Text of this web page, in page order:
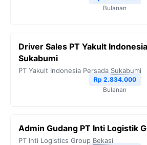
Bulanan
Driver Sales PT Yakult
Sukabumi
PT Yakult Indonesia Persada Sukabumi
Rp 2.834.000
Bulanan
Admin Gudang PT Inti Logistik
PT Inti Logistics Group Bekasi